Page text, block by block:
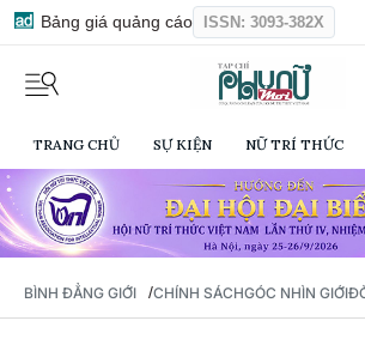
Bảng giá quảng cáo ISSN: 3093-382X
TRANG CHỦ SỰ KIỆN NỮ TRÍ THỨC
BÌNH ĐẲNG GIỚI /CHÍNH SÁCHGÓC NHÌN GIỚI